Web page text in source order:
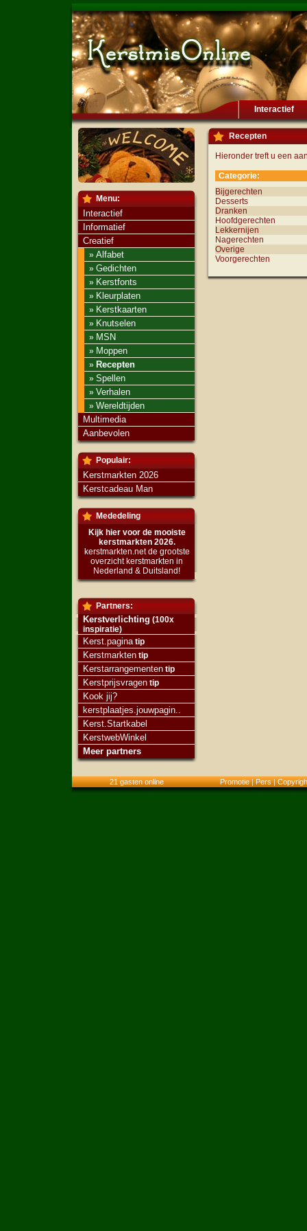
Interactief
Menu:
Interactief
Informatief
Creatief
» Alfabet
» Gedichten
» Kerstfonts
» Kleurplaten
» Kerstkaarten
» Knutselen
» MSN
» Moppen
» Recepten
» Spellen
» Verhalen
» Wereldtijden
Multimedia
Aanbevolen
Populair:
Kerstmarkten 2026
Kerstcadeau Man
Mededeling
Kijk hier voor de mooiste
kerstmarkten 2026.
kerstmarkten.net de grootste
overzicht kerstmarkten in
Nederland & Duitsland!
Partners:
Kerstverlichting (100x
inspiratie)
Kerst.pagina tip
Kerstmarkten tip
Kerstarrangementen tip
Kerstprijsvragen tip
Kook jij?
kerstplaatjes.jouwpagin..
Kerst.Startkabel
KerstwebWinkel
Meer partners
Recepten
Hieronder treft u een
Categorie:
Bijgerechten
Desserts
Dranken
Hoofdgerechten
Lekkernijen
Nagerechten
Overige
Voorgerechten
21 gasten online Promotie|Pers|